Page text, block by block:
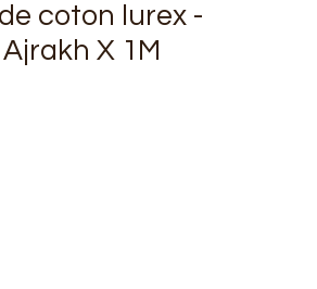
coton lurex -
X 1M